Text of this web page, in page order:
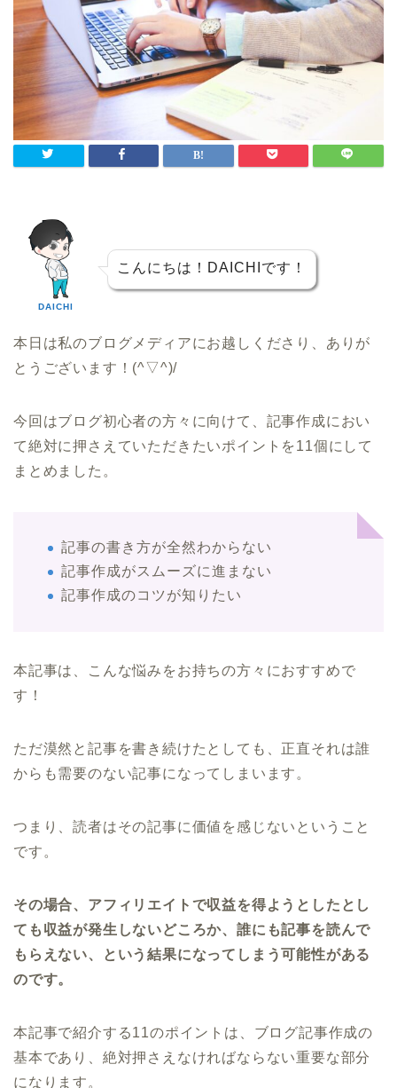
DAICHI
こんにちは！DAICHIです！
本日は私のブログメディアにお越しくださり、ありが
とうございます！(^▽^)/
今回はブログ初心者の方々に向けて、記事作成におい
て絶対に押さえていただきたいポイントを11個にして
まとめました。
記事の書き方が全然わからない
記事作成がスムーズに進まない
記事作成のコツが知りたい
本記事は、こんな悩みをお持ちの方々におすすめで
す！
ただ漠然と記事を書き続けたとしても、正直それは誰
からも需要のない記事になってしまいます。
つまり、読者はその記事に価値を感じないということ
です。
その場合、アフィリエイトで収益を得ようとしたとし
ても収益が発生しないどころか、誰にも記事を読んで
もらえない、という結果になってしまう可能性がある
のです。
本記事で紹介する11のポイントは、ブログ記事作成の
基本であり、絶対押さえなければならない重要な部分
になります。